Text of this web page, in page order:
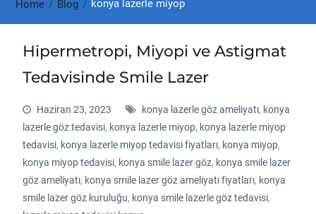
Home Blog konya lazerle miyop
Hipermetropi, Miyopi ve Astigmat
Tedavisinde Smile Lazer
Haziran 23, 2023 konya lazerle göz ameliyatı, konya
lazerle göz tedavisi, konya lazerle miyop, konya lazerle miyop
tedavisi, konya lazerle miyop tedavisi fiyatları, konya miyop,
konya miyop tedavisi, konya smile lazer göz, konya smile lazer
göz ameliyatı, konya smile lazer göz ameliyatı fiyatları, konya
smile lazer göz kuruluğu, konya smile lazerle göz tedavisi,